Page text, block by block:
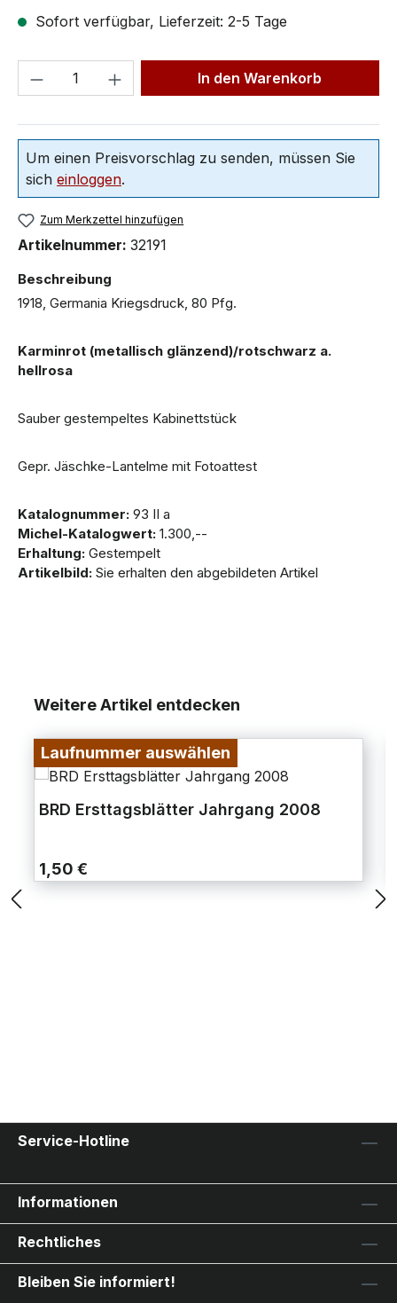
Sofort verfügbar, Lieferzeit: 2-5 Tage
In den Warenkorb
Um einen Preisvorschlag zu senden, müssen Sie
sich einloggen.
Zum Merkzettel hinzufügen
Artikelnummer: 32191
Beschreibung
1918, Germania Kriegsdruck, 80 Pfg.
Karminrot (metallisch glänzend)/rotschwarz a.
hellrosa
Sauber gestempeltes Kabinettstück
Gepr. Jäschke-Lantelme mit Fotoattest
Katalognummer: 93 II a
Michel-Katalogwert: 1.300,--
Erhaltung: Gestempelt
Artikelbild: Sie erhalten den abgebildeten Artikel
Weitere Artikel entdecken
Laufnummer auswählen
BRD Ersttagsblätter Jahrgang 2008
1,50 €
Service-Hotline
Informationen
Rechtliches
Bleiben Sie informiert!